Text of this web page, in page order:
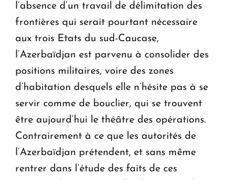
l’absence d’un travail de délimitation des
frontières qui serait pourtant nécessaire
aux trois Etats du sud-Caucase,
l’Azerbaïdjan est parvenu à consolider des
positions militaires, voire des zones
d’habitation desquels elle n’hésite pas à se
servir comme de bouclier, qui se trouvent
être aujourd’hui le théâtre des opérations.
Contrairement à ce que les autorités de
l’Azerbaïdjan prétendent, et sans même
rentrer dans l’étude des faits de ces